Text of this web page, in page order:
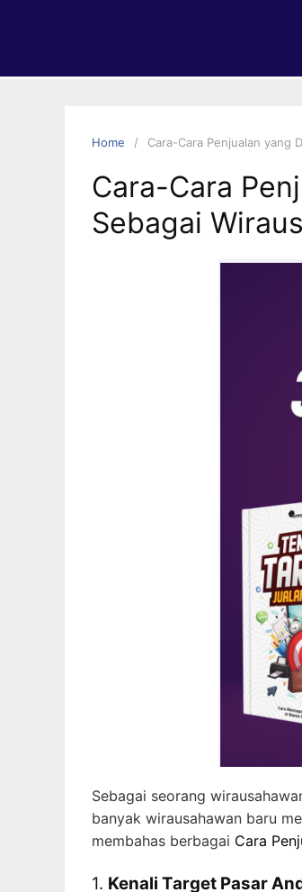
Home Cara-Cara Penjualan yang
Cara-Cara
Sebagai
Sebagai seorang
banyak wirausahawan baru
membahas berbagai Cara
1. Kenali Target Pasar